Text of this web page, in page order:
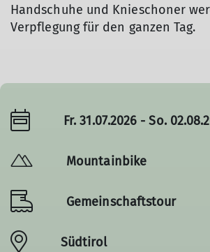
Handschuhe und Knieschoner
Verpflegung für den ganzen Tag.
Fr. 31.07.2026 - So.
Mountainbike
Gemeinschaftstour
Südtirol